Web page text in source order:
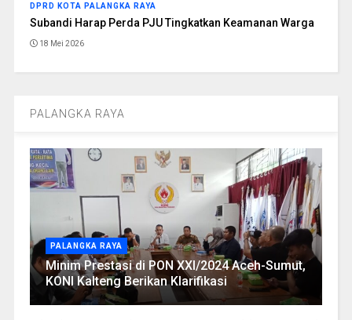
DPRD KOTA PALANGKA RAYA
Subandi Harap Perda PJU Tingkatkan Keamanan Warga
18 Mei 2026
PALANGKA RAYA
PALANGKA RAYA
Minim Prestasi di PON XXI/2024 Aceh-Sumut,
KONI Kalteng Berikan Klarifikasi